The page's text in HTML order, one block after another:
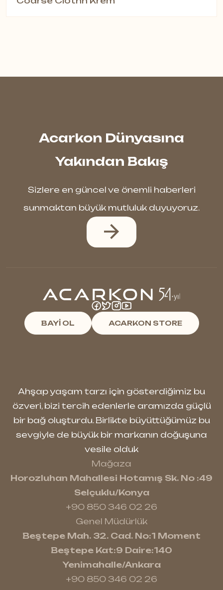
Acarkon Dünyasına
Yakından Bakış
Sizlere en güncel ve önemli haberleri
sunmaktan büyük mutluluk duyuyoruz.
BAYİ OL ACARKON STORE
Ahşap yaşam tarzı için gösterdiğimiz bu
özveri, bizi tercih edenlerle aramızda güçlü
bir bağ oluşturdu. Birlikte büyüttüğümüz bu
sevgiyle de büyük bir markanın doğuşuna
vesile olduk
Mağaza
Horozluhan Mahallesi Hotamış Sk. No :49
Selçuklu/Konya
+90 850 346 02 26
Genel Müdürlük
Beştepe Mah. 32. Cad. No:1 Moment
Beştepe Kat:9 Daire:140
Yenimahalle/Ankara
+90 850 346 02 26